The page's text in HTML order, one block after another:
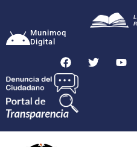
Munimoq
Digital